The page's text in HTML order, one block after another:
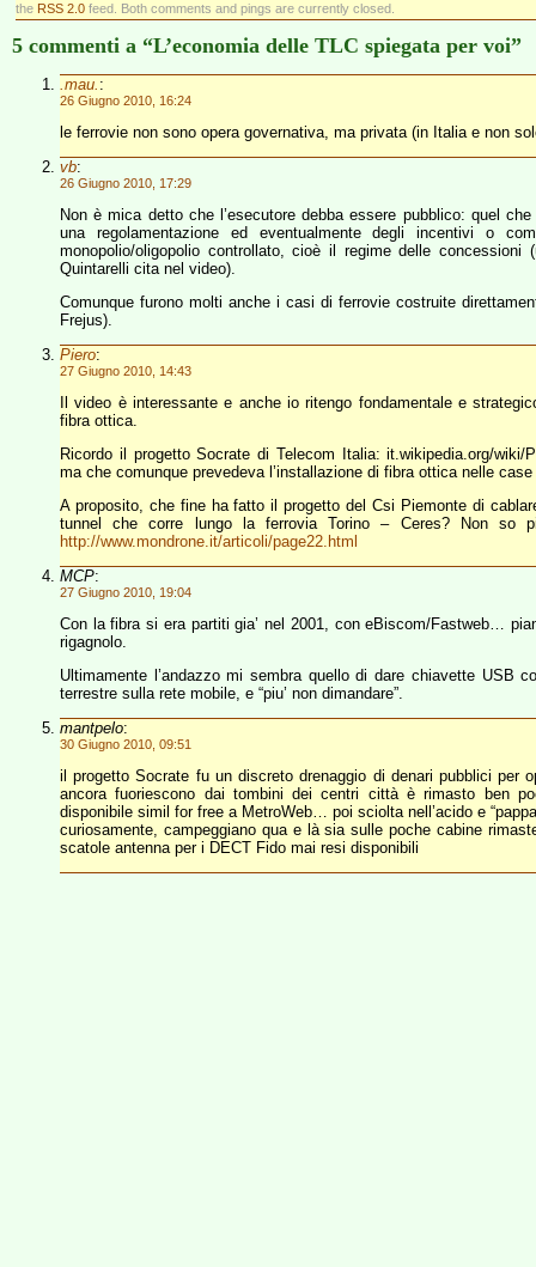
the RSS 2.0 feed. Both comments and pings are currently closed.
5 commenti a “L’economia delle TLC spiegata per voi”
.mau. :
26 Giugno 2010, 16:24
le ferrovie non sono opera governativa, ma privata (in Italia e non
vb:
26 Giugno 2010, 17:29
Non è mica detto che l’esecutore debba essere pubblico: quel
una regolamentazione ed eventualmente degli incentivi o
monopolio/oligopolio controllato, cioè il regime delle
Quintarelli cita nel video).
Comunque furono molti anche i casi di ferrovie costruite
Frejus).
Piero:
27 Giugno 2010, 14:43
Il video è interessante e anche io ritengo fondamentale e
fibra ottica.
Ricordo il progetto Socrate di Telecom Italia: it.wikipedia.org/wiki/
ma che comunque prevedeva l’installazione di fibra ottica nelle
A proposito, che fine ha fatto il progetto del Csi Piemonte di
tunnel che corre lungo la ferrovia Torino – Ceres? Non
http://www.mondrone.it/articoli/page22.html
MCP:
27 Giugno 2010, 19:04
Con la fibra si era partiti gia’ nel 2001, con eBiscom/Fastweb…
rigagnolo.
Ultimamente l’andazzo mi sembra quello di dare chiavette USB
terrestre sulla rete mobile, e “piu’ non dimandare”.
mantpelo:
30 Giugno 2010, 09:51
il progetto Socrate fu un discreto drenaggio di denari pubblici per
ancora fuoriescono dai tombini dei centri città è rimasto ben
disponibile simil for free a MetroWeb… poi sciolta nell’acido e
curiosamente, campeggiano qua e là sia sulle poche cabine
scatole antenna per i DECT Fido mai resi disponibili